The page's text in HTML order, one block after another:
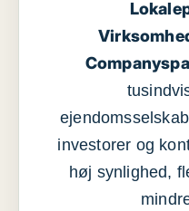
investorer og
høj synlighed,